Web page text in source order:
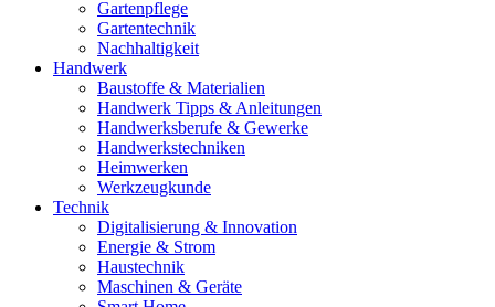
Gartenpflege
Gartentechnik
Nachhaltigkeit
Handwerk
Baustoffe & Materialien
Handwerk Tipps & Anleitungen
Handwerksberufe & Gewerke
Handwerkstechniken
Heimwerken
Werkzeugkunde
Technik
Digitalisierung & Innovation
Energie & Strom
Haustechnik
Maschinen & Geräte